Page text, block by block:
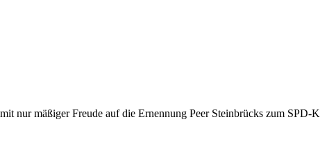
nur mäßiger Freude auf die Ernennung Peer Steinbrücks zum SPD-